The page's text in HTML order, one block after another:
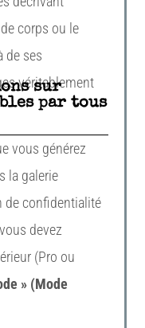
de corps ou le
de ses
véritablement
sur
par tous
vous générez
la galerie
de confidentialité
devez
(Pro ou
» (Mode